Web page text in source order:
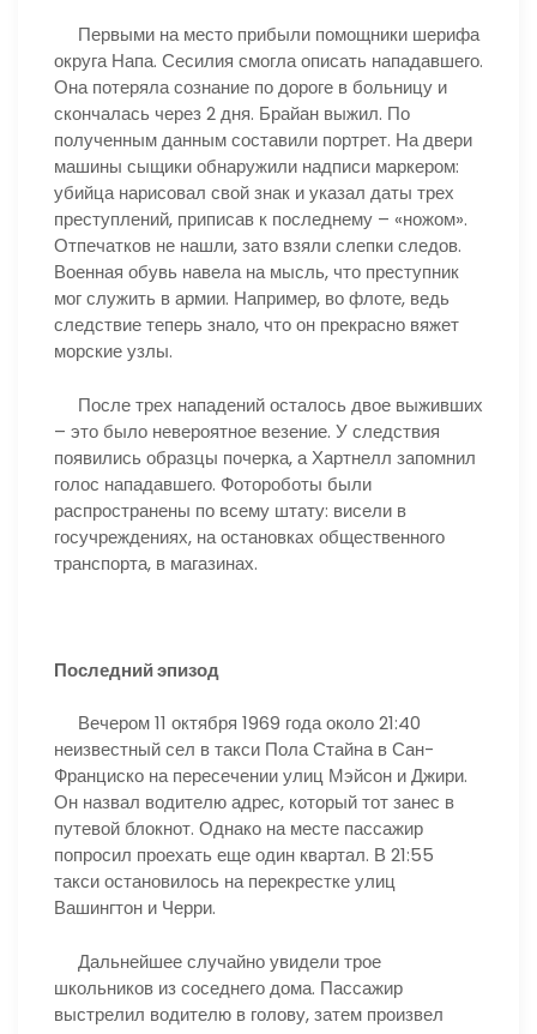
Первыми на место прибыли помощники шерифа
округа Напа. Сесилия смогла описать нападавшего.
Она потеряла сознание по дороге в больницу и
скончалась через 2 дня. Брайан выжил. По
полученным данным составили портрет. На двери
машины сыщики обнаружили надписи маркером:
убийца нарисовал свой знак и указал даты трех
преступлений, приписав к последнему – «ножом».
Отпечатков не нашли, зато взяли слепки следов.
Военная обувь навела на мысль, что преступник
мог служить в армии. Например, во флоте, ведь
следствие теперь знало, что он прекрасно вяжет
морские узлы.
После трех нападений осталось двое выживших
– это было невероятное везение. У следствия
появились образцы почерка, а Хартнелл запомнил
голос нападавшего. Фотороботы были
распространены по всему штату: висели в
госучреждениях, на остановках общественного
транспорта, в магазинах.
Последний эпизод
Вечером 11 октября 1969 года около 21:40
неизвестный сел в такси Пола Стайна в Сан-
Франциско на пересечении улиц Мэйсон и Джири.
Он назвал водителю адрес, который тот занес в
путевой блокнот. Однако на месте пассажир
попросил проехать еще один квартал. В 21:55
такси остановилось на перекрестке улиц
Вашингтон и Черри.
Дальнейшее случайно увидели трое
школьников из соседнего дома. Пассажир
выстрелил водителю в голову, затем произвел